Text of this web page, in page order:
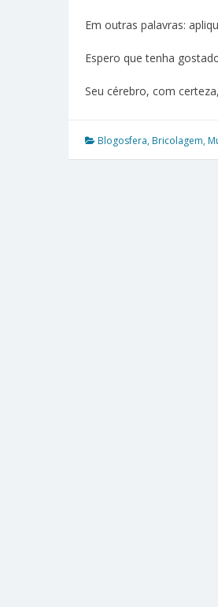
Em outras palavras:
Espero que tenha
Seu cérebro, com
Blogosfera, Bricolagem,